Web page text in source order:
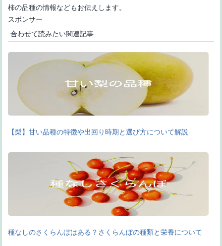
柿の品種の情報などもお伝えします。
スポンサー
合わせて読みたい関連記事
【梨】甘い品種の特徴や出回り時期と選び方について解説
種なしのさくらんぼはある？さくらんぼの種類と栄養について